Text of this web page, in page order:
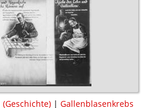
(Geschichte) | Gallenblasenkrebs